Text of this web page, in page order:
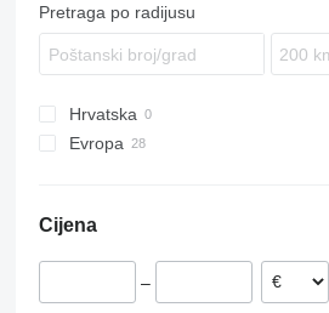
7700
7800
Pretraga po radijusu
Hrvatska
Evropa
Cijena
–